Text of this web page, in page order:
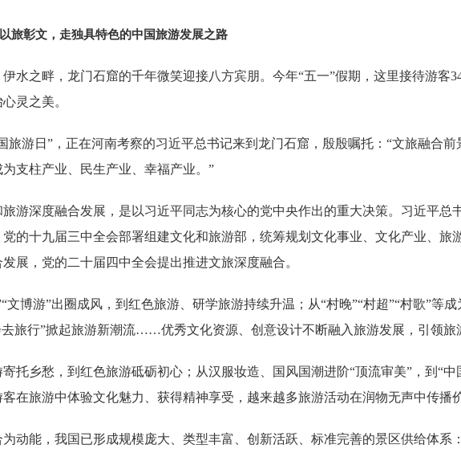
旅彰文，走独具特色的中国旅游发展之路
水之畔，龙门石窟的千年微笑迎接八方宾朋。今年“五一”假期，这里接待游客
灵之美。
旅游日”，正在河南考察的习近平总书记来到龙门石窟，殷殷嘱托：“文旅融合
支柱产业、民生产业、幸福产业。”
游深度融合发展，是以习近平同志为核心的党中央作出的重大决策。习近平总
的十九届三中全会部署组建文化和旅游部，统筹规划文化事业、文化产业、旅
展，党的二十届四中全会提出推进文旅深度融合。
文博游”出圈成风，到红色旅游、研学旅游持续升温；从“村晚”“村超”“村歌”等
去旅行”掀起旅游新潮流……优秀文化资源、创意设计不断融入旅游发展，引领旅
寄托乡愁，到红色旅游砥砺初心；从汉服妆造、国风国潮进阶“顶流审美”，到“
在旅游中体验文化魅力、获得精神享受，越来越多旅游活动在润物无声中传播
为动能，我国已形成规模庞大、类型丰富、创新活跃、标准完善的景区供给体系